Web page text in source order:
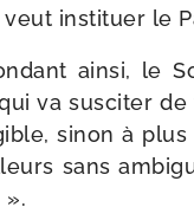
ins­ti­tuer le
ain­si, le
va sus­ci­ter
sinon à plus
sans
».